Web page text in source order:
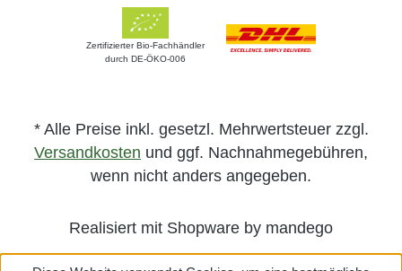
Zertifizierter Bio-Fachhändler
durch DE-ÖKO-006
* Alle Preise inkl. gesetzl. Mehrwertsteuer zzgl.
Versandkosten und ggf. Nachnahmegebühren,
wenn nicht anders angegeben.
Realisiert mit Shopware by mandego